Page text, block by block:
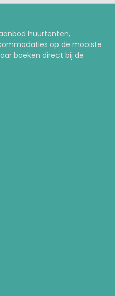
huurtenten,
op de mooiste
boeken direct bij de